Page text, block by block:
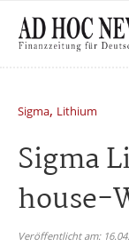
Sigma, Lithium
Sigma
house-
Veröffentlicht am: